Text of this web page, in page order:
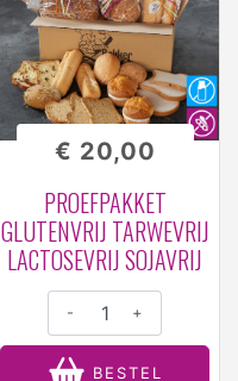
PROEFPAKKET
GLUTENVRIJ TARWEVRIJ
LACTOSEVRIJ SOJAVRIJ
€ 20,00
- +
BESTEL